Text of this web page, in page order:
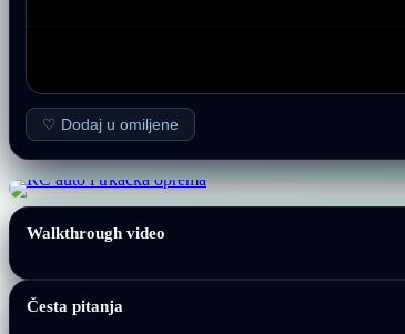
♡ Dodaj u omiljene
Walkthrough video
Česta pitanja